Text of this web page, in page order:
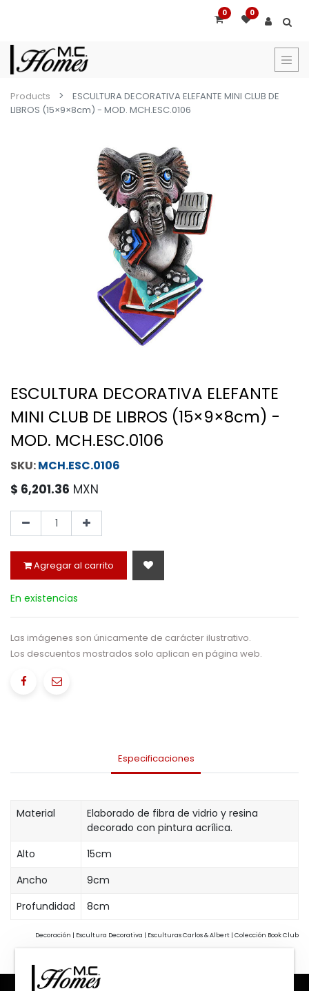
0 0
Products
ESCULTURA DECORATIVA ELEFANTE MINI CLUB DE
LIBROS (15×9×8cm) - MOD. MCH.ESC.0106
ESCULTURA DECORATIVA ELEFANTE
MINI CLUB DE LIBROS (15×9×8cm) -
MOD. MCH.ESC.0106
MCH.ESC.0106
$ 6,201.36 MXN
Agregar al carrito
En existencias
Las imágenes son únicamente de carácter ilustrativo.
Los descuentos mostrados solo aplican en página web.
Especificaciones
Material
Elaborado de fibra de vidrio y resina
decorado con pintura acrílica.
Alto
15cm
Ancho
9cm
Profundidad
8cm
Decoración | Escultura Decorativa | Esculturas Carlos & Albert | Colección Book Club